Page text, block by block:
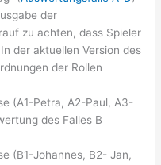
der
zu achten, dass Spieler
der aktuellen Version des
der Rollen
(A1-Petra, A2-Paul, A3-
des Falles B
(B1-Johannes, B2- Jan,